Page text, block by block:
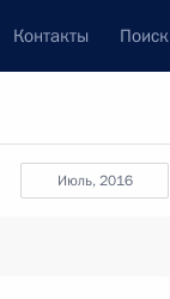
Контакты Поиск
июль, 2016